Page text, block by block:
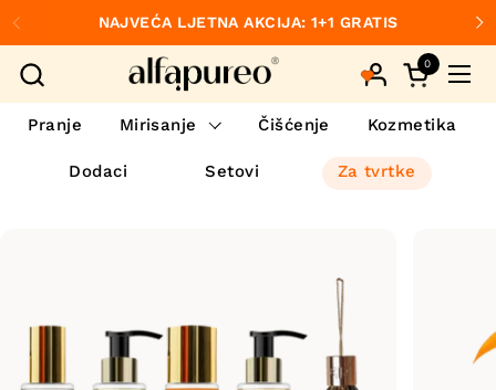
Preskoči na sadržaj
Prethodno
NAJVEĆA LJETNA AKCIJA: 1+1 GRATIS
Otvori
0
Pranje Mirisanje Čišćenje Kozmetika
Dodaci Setovi Za tvrtke